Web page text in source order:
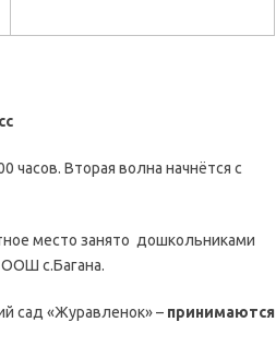
часов. Вторая волна начнётся с
место занято дошкольниками
с.Багана.
сад «Журавленок» –принимаются